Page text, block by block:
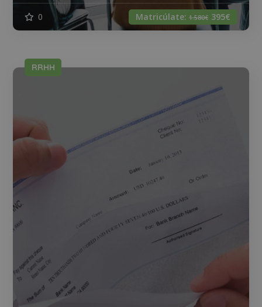
0 Matricúlate: 1.580€ 395€
RRHH